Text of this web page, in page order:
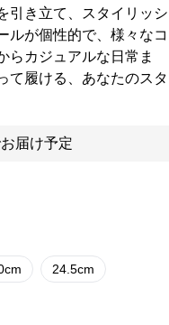
引き立て、スタイリッシ
ルが個性的で、様々なコ
らカジュアルな日常ま
て履ける、あなたのスタ
届け予定
24.5cm